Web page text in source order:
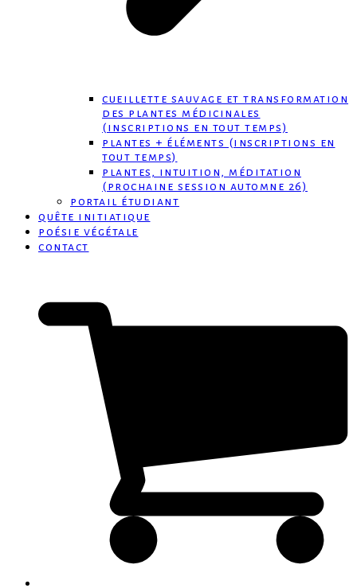
cueillette sauvage et transformation
des plantes médicinales
(inscriptions en tout temps)
plantes + éléments (inscriptions en
tout temps)
plantes, intuition, méditation
(prochaine session automne 26)
portail étudiant
quête initiatique
poésie végétale
contact